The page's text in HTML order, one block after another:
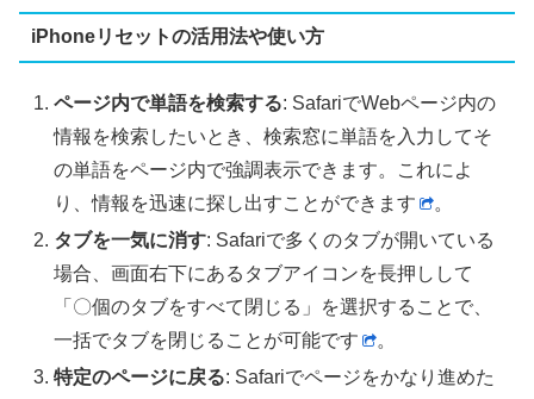
iPhoneリセットの活用法や使い方
ページ内で単語を検索する: SafariでWebページ内の
情報を検索したいとき、検索窓に単語を入力してそ
の単語をページ内で強調表示できます。これによ
り、情報を迅速に探し出すことができます​
​。
タブを一気に消す: Safariで多くのタブが開いている
場合、画面右下にあるタブアイコンを長押しして
「〇個のタブをすべて閉じる」を選択することで、
一括でタブを閉じることが可能です​
​。
特定のページに戻る: Safariでページをかなり進めた